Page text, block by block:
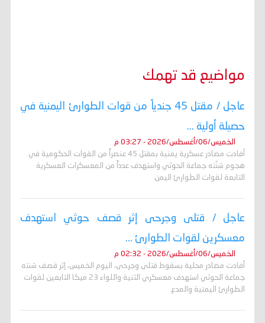
مواضيع قد تهمك
عاجل / مقتل 45 جندياً من قوات الطوارئ اليمنية في
حصيلة أولية ...
الخميس/06/أغسطس/2026 - 03:27 م
أفادت مصادر عسكرية يمنية بمقتل 45 عنصراً من القوات الحكومية في
هجوم شنّته جماعة الحوثي واستهدف عدداً من المعسكرات العسكرية
التابعة لقوات الطوارئ اليمن
عاجل / قتلى وجرحى إثر قصف حوثي استهدف
معسكرين لقوات الطوارئ ...
الخميس/06/أغسطس/2026 - 02:32 م
أفادت مصادر محلية بسقوط قتلى وجرحى، اليوم الخميس، إثر قصف شنته
جماعة الحوثي استهدف معسكري الثنية واللواء 23 ميكا التابعين لقوات
الطوارئ اليمنية والمدع